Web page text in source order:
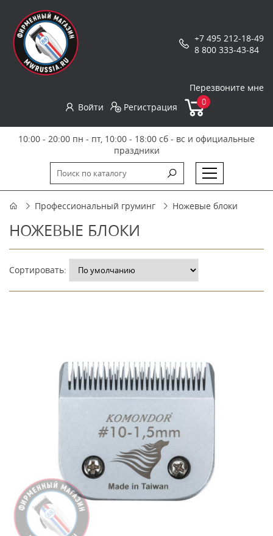
+7 495 212-18-49
8 800 333-43-84
Перезвоните мне
Войти
Регистрация 0
10:00 - 20:00 пн - пт, 10:00 - 18:00 сб - вс и официальные
праздники
Профессиональный груминг Ножевые блоки
НОЖЕВЫЕ БЛОКИ
Сортировать: